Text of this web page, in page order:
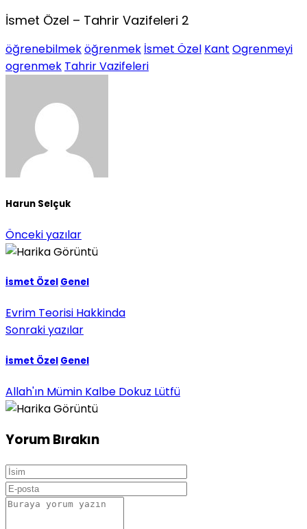
İsmet Özel – Tahrir Vazifeleri 2
öğrenebilmeköğrenmek İsmet Özel Kant Ogrenmeyi
ogrenmek Tahrir Vazifeleri
Harun Selçuk
Önceki yazılar
İsmet Özel Genel
Evrim Teorisi Hakkinda
Sonraki yazılar
İsmet Özel Genel
Allah'ın Mümin Kalbe Dokuz Lütfü
Yorum Bırakın